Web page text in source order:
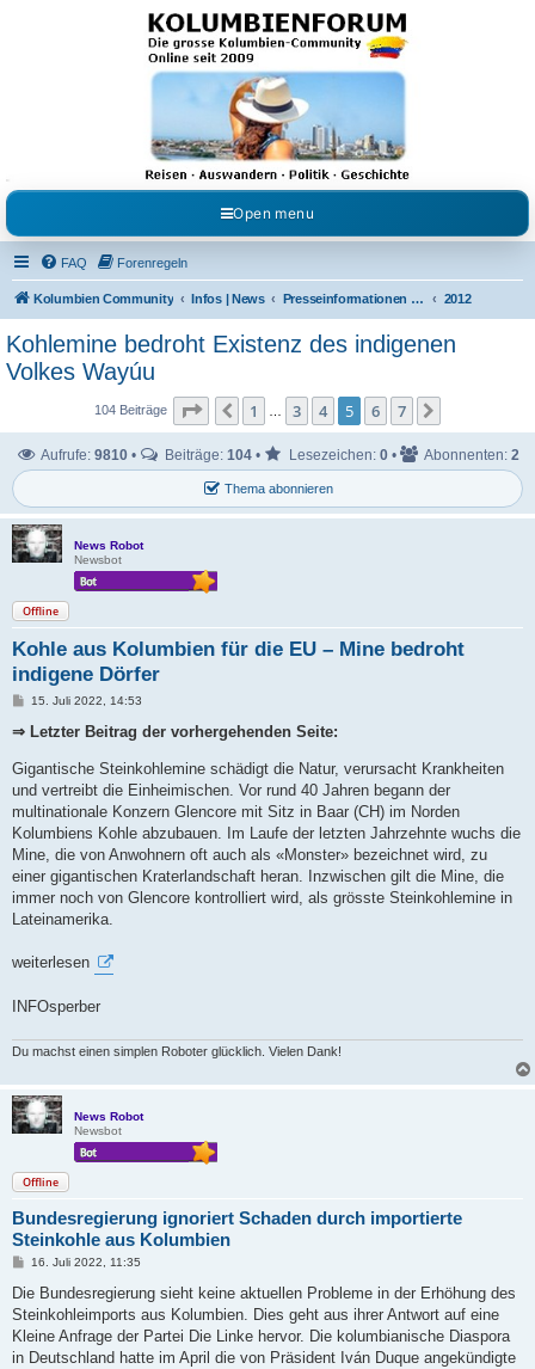
Kolumbienforum - Das
grosse Forum der
Freunde Kolumbiens
Reisen, Auswandern, Kultur, Politik, Geschichte und Visum in Kolumbien und Venezuela.
Austausch, Erfahrungen und Gemeinschaft im Kolumbienforum
Open menu
FAQ Forenregeln
Kolumbien Community Infos | News Presseinformationen & Neuigkeiten 2012
Koh­le­mine bedroht Exis­tenz des indi­genen
Volkes Wayúu
104 Beiträge Seite von 7
Vorherige
1 … 3 4 5 6 7
Thema abonnieren
Aufrufe: 9810• Beiträge: 104• Lesezeichen: 0• Abonnenten: 2
News Robot
Newsbot
Offline
Kohle aus Kolumbien für die EU – Mine bedroht
indigene Dörfer
B
a
g
15. Juli 2022, 14:53
⇒ Letzter Beitrag der vorhergehenden Seite:
Gigantische Steinkohlemine schädigt die Natur, verursacht Krankheiten
und vertreibt die Einheimischen. Vor rund 40 Jahren begann der
multinationale Konzern Glencore mit Sitz in Baar (CH) im Norden
Kolumbiens Kohle abzubauen. Im Laufe der letzten Jahrzehnte wuchs die
Mine, die von Anwohnern oft auch als «Monster» bezeichnet wird, zu
einer gigantischen Kraterlandschaft heran. Inzwischen gilt die Mine, die
immer noch von Glencore kontrolliert wird, als grösste Steinkohlemine in
Lateinamerika.
weiterlesen
INFOsperber
Du machst einen simplen Roboter glücklich. Vielen Dank!
News Robot
Newsbot
Offline
Bundesregierung ignoriert Schaden durch importierte
Steinkohle aus Kolumbien
B
i
r
a
16. Juli 2022, 11:35
Die Bundesregierung sieht keine aktuellen Probleme in der Erhöhung des
Steinkohleimports aus Kolumbien. Dies geht aus ihrer Antwort auf eine
Kleine Anfrage der Partei Die Linke hervor. Die kolumbianische Diaspora
in Deutschland hatte im April die von Präsident Iván Duque angekündigte